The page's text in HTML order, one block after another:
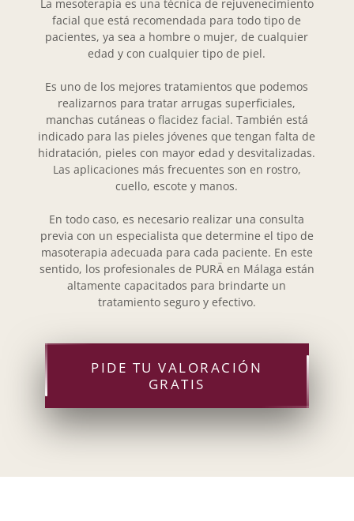
La mesoterapia es una técnica de rejuvenecimiento
facial que está recomendada para todo tipo de
pacientes, ya sea a hombre o mujer, de cualquier
edad y con cualquier tipo de piel.
Es uno de los mejores tratamientos que podemos
realizarnos para tratar arrugas superficiales,
manchas cutáneas o flacidez facial. También está
indicado para las pieles jóvenes que tengan falta de
hidratación, pieles con mayor edad y desvitalizadas.
Las aplicaciones más frecuentes son en rostro,
cuello, escote y manos.
En todo caso, es necesario realizar una consulta
previa con un especialista que determine el tipo de
masoterapia adecuada para cada paciente. En este
sentido, los profesionales de PURÄ en Málaga están
altamente capacitados para brindarte un
tratamiento seguro y efectivo.
PIDE TU VALORACIÓN
GRATIS